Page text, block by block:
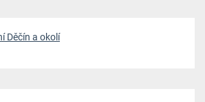
Děčín a okolí